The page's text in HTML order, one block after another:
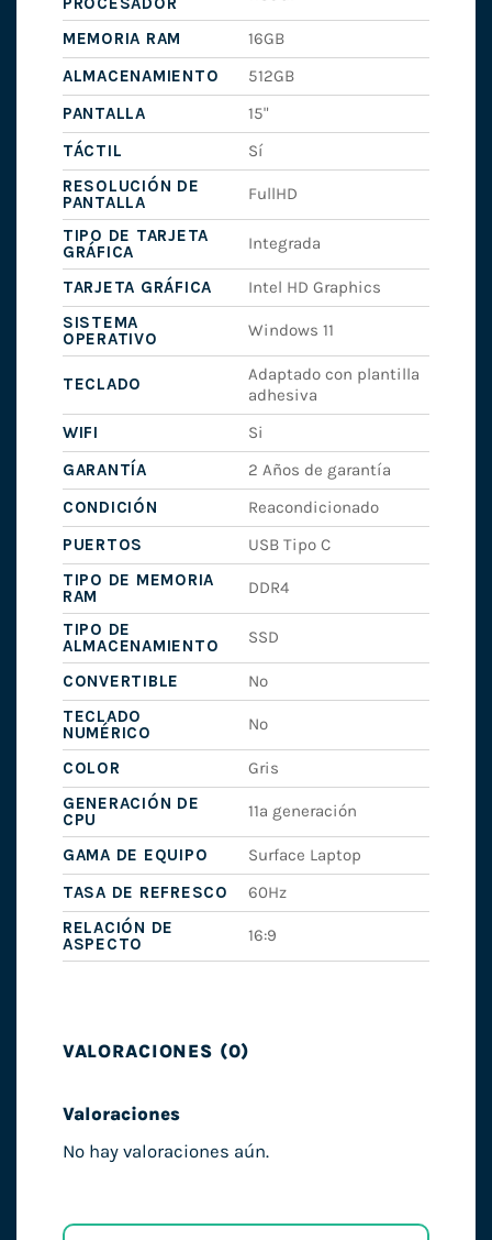
MEMORIA RAM
16GB
ALMACENAMIENTO
512GB
PANTALLA
15"
TÁCTIL
Sí
RESOLUCIÓN DE
PANTALLA
FullHD
TIPO DE TARJETA
GRÁFICA
Integrada
TARJETA GRÁFICA
Intel HD Graphics
SISTEMA
OPERATIVO
Windows 11
TECLADO
Adaptado con plantilla
adhesiva
WIFI
Si
GARANTÍA
2 Años de garantía
CONDICIÓN
Reacondicionado
PUERTOS
USB Tipo C
TIPO DE MEMORIA
RAM
DDR4
TIPO DE
ALMACENAMIENTO
SSD
CONVERTIBLE
No
TECLADO
NUMÉRICO
No
COLOR
Gris
GENERACIÓN DE
CPU
11ª generación
GAMA DE EQUIPO
Surface Laptop
TASA DE REFRESCO
60Hz
RELACIÓN DE
ASPECTO
16:9
VALORACIONES (0)
Valoraciones
No hay valoraciones aún.